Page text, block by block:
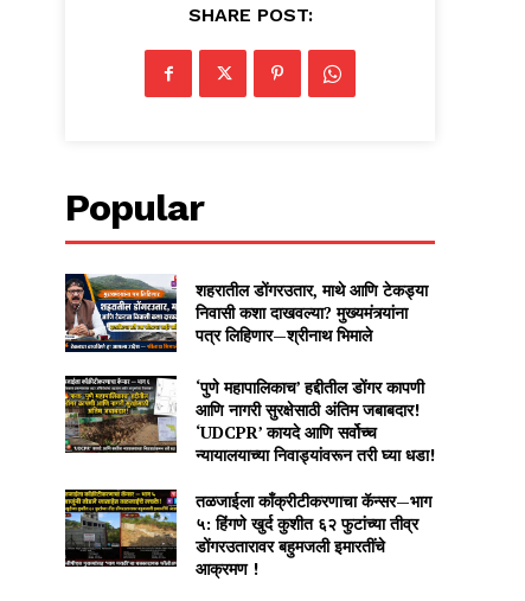
SHARE POST:
Popular
शहरातील डोंगरउतार, माथे आणि टेकड्या
निवासी कशा दाखवल्या? मुख्यमंत्र्यांना
पत्र लिहिणार—श्रीनाथ भिमाले
‘पुणे महापालिकाच’ हद्दीतील डोंगर कापणी
आणि नागरी सुरक्षेसाठी अंतिम जबाबदार!
‘UDCPR’ कायदे आणि सर्वोच्च
न्यायालयाच्या निवाड्यांवरून तरी घ्या धडा!
तळजाईला काँक्रीटीकरणाचा कॅन्सर—भाग
५: हिंगणे खुर्द कुशीत ६२ फुटांच्या तीव्र
डोंगरउतारावर बहुमजली इमारतींचे
आक्रमण !